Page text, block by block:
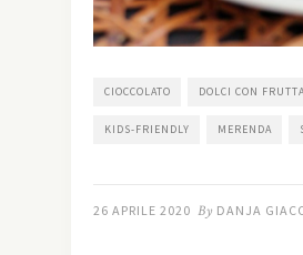
CIOCCOLATO DOLCI CON
KIDS-FRIENDLY MERENDA
26 APRILE 2020 By DANJA